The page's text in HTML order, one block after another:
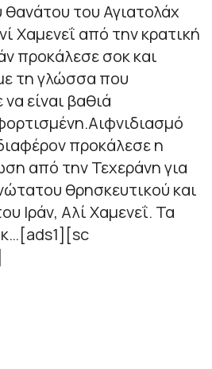
του Αγιατολάχ
Χαμενεΐ από την κρατική
προκάλεσε σοκ και
τη γλώσσα που
είναι βαθιά
προκάλεσε η
από την Τεχεράνη για
θρησκευτικού και
Ιράν, Αλί Χαμενεΐ. Τα